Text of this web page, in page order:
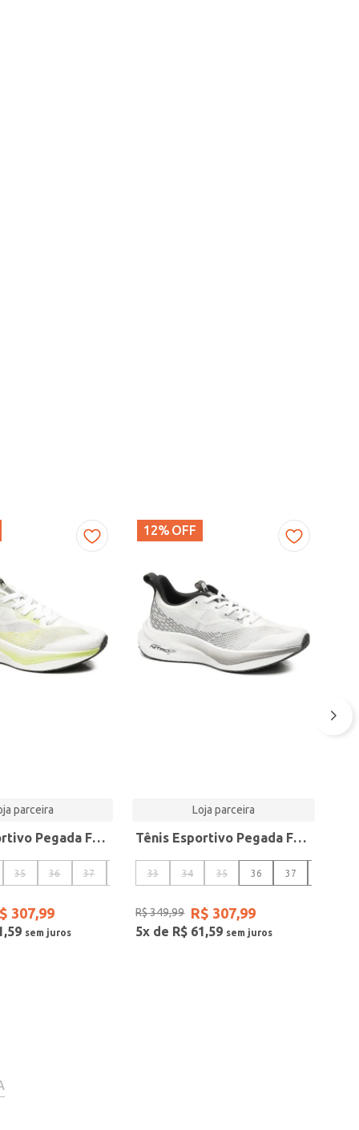
parceira
Tênis Esportivo Pegada Feminino em Tecido Off White 290802-02
35 36 37 39 40
307,99
,59
12% OFF
Loja parceira
Tênis Esportivo Pegada Feminino em Tecido Off White 290802-01
33 34 35 36 37
R$349,99 R$ 307,99
5x de R$ 61,59